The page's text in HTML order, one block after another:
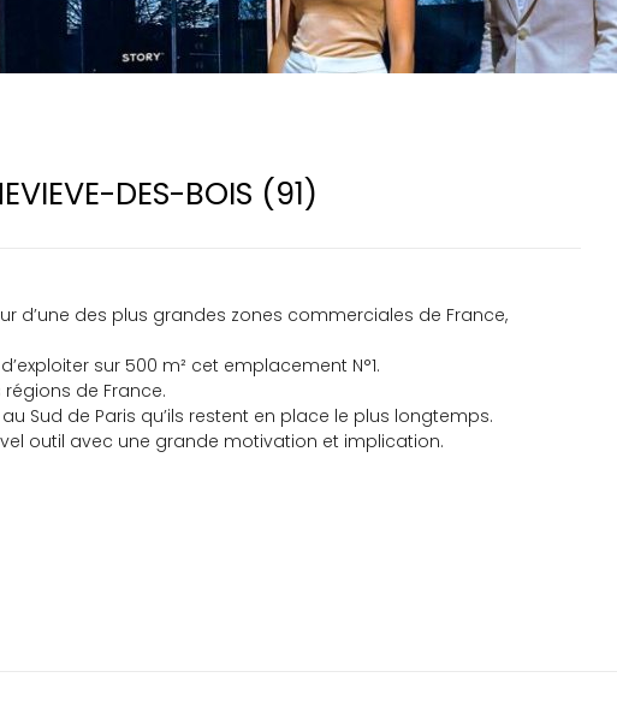
DES-BOIS (91)
d’une des plus grandes zones commerciales de France,
sur 500 m² cet emplacement N°1.
régions de France.
Sud de Paris qu’ils restent en place le plus longtemps.
outil avec une grande motivation et implication.